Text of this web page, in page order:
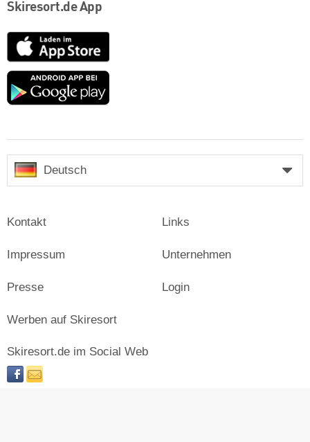
Skiresort.de App
App
Store
Google
Deutsch
Kontakt
Impressum
Presse
Links
Unternehmen
Login
Werben auf Skiresort
Skiresort.de im Social Web
facebooknewsletter